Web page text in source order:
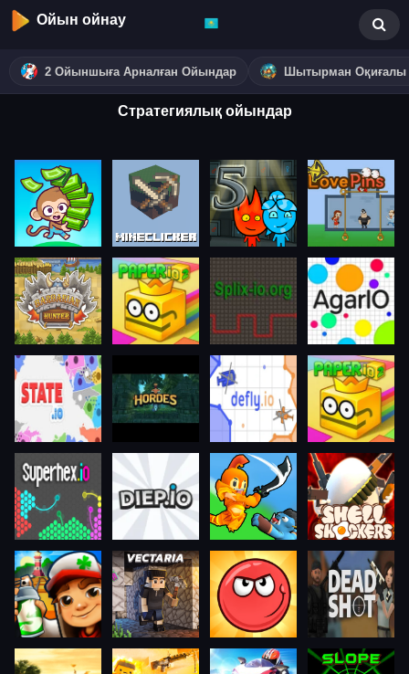
Ойын ойнау
2 Ойыншыға Арналған Ойындар Шытырман
Стратегиялық ойындар